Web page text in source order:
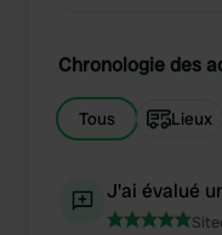
Chronologie des
Tous Lieux
J'ai évalué